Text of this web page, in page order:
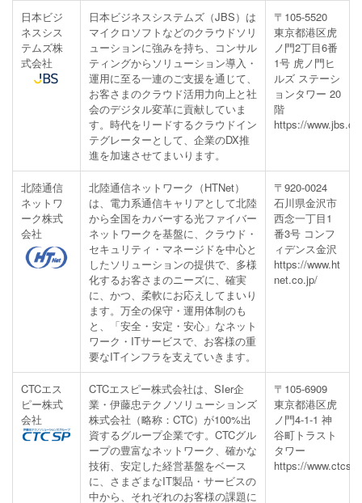
日本ビジ
ネスシス
テムズ株
式会社
日本ビジネスシステムズ（JBS）は
マイクロソフトなどのクラウドソリ
ューションに強みを持ち、コンサル
ティングからソリューション導入・
運用に至る一連のご支援を通じて、
お客さまのクラウド活用力向上と社
会のデジタル変革に貢献していま
す。時代をリードするクラウドイン
テグレーターとして、企業のDX推
進を加速させてまいります。
〒105-5520
東京都港区虎
ノ門2丁目6番
1号 虎ノ門ヒ
ルズ ステーシ
ョンタワー 20
階
https://
北陸通信
ネットワ
ーク株式
会社
北陸通信ネットワーク（HTNet）
は、電力系通信キャリアとして北陸
から全国をカバーする光ファイバー
ネットワークを基盤に、クラウド・
セキュリティ・マネージドを中心と
したソリューションの提供で、多様
化するお客さまのニーズに、確実
に、かつ、柔軟にお応えしてまいり
ます。万全の保守・運用体制のも
と、「安全・安定・安心」なネット
ワーク・ITサービスで、お客様の重
要なITインフラを支えていきます。
〒920-0024
石川県金沢市
西念一丁目1
番3号 コンフ
ィデンス金沢
https://www.ht
net.co.jp/
CTCエス
ピー株式
会社
CTCエスピー株式会社は、SIer企
業・伊藤忠テクノソリューションズ
株式会社（略称：CTC）が100%出
資するグループ企業です。CTCグル
ープの豊富なネットワーク、確かな
技術、安定した経営基盤をベース
に、さまざまなIT製品・サービスの
中から、それぞれのお客様の課題に
〒105-6909
東京都港区虎
ノ門4-1-1 神
谷町トラスト
タワー
https://